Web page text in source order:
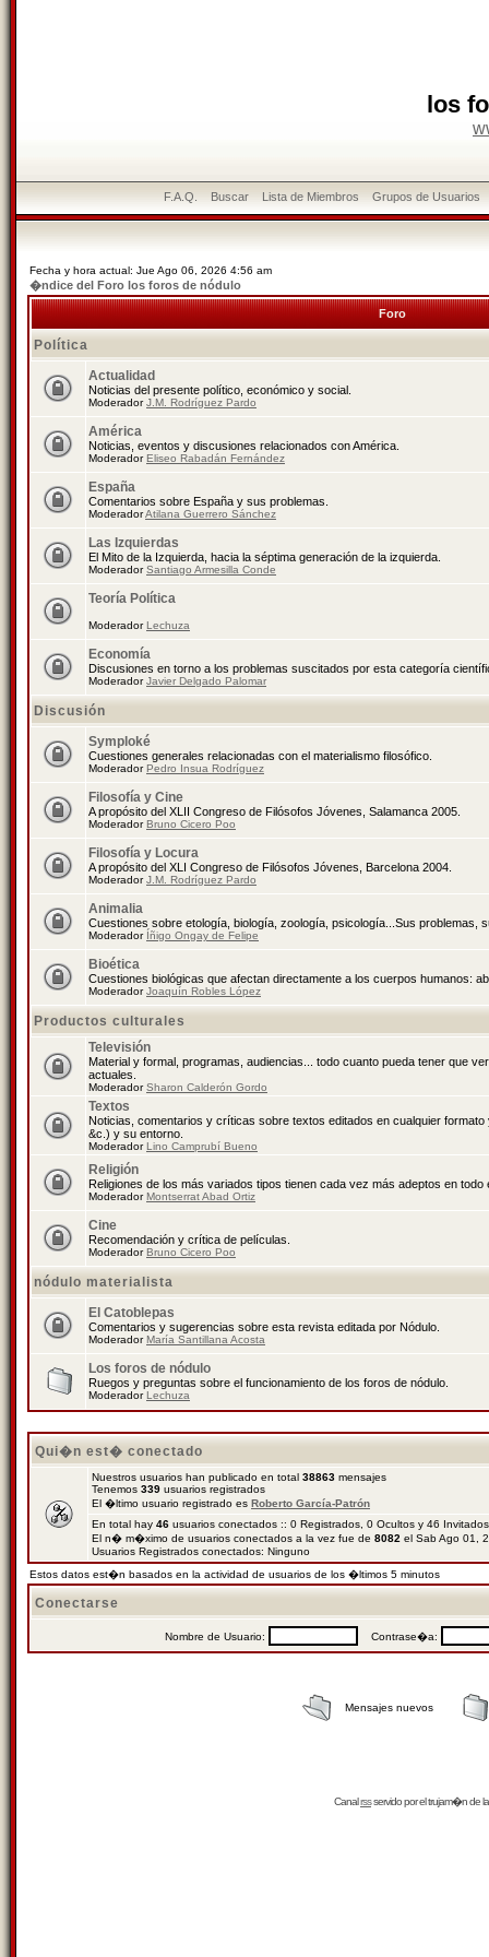
los
F.A.Q. Buscar Lista de Miembros Grupos de Usuarios
Fecha y hora actual: Jue Ago 06, 2026 4:56 am
�ndice del Foro los foros de nódulo
Foro
Política
Actualidad
Noticias del presente político, económico y social.
ModeradorJ.M. Rodríguez Pardo
América
Noticias, eventos y discusiones relacionados con América.
ModeradorEliseo Rabadán Fernández
España
Comentarios sobre España y sus problemas.
ModeradorAtilana Guerrero Sánchez
Las Izquierdas
El Mito de la Izquierda, hacia la séptima generación de la izquierda.
ModeradorSantiago Armesilla Conde
Teoría Política
ModeradorLechuza
Economía
Discusiones en torno a los problemas suscitados por esta categoría
ModeradorJavier Delgado Palomar
Discusión
Symploké
Cuestiones generales relacionadas con el materialismo filosófico.
ModeradorPedro Insua Rodríguez
Filosofía y Cine
A propósito del XLII Congreso de Filósofos Jóvenes, Salamanca 2005.
ModeradorBruno Cicero Poo
Filosofía y Locura
A propósito del XLI Congreso de Filósofos Jóvenes, Barcelona 2004.
ModeradorJ.M. Rodríguez Pardo
Animalia
Cuestiones sobre etología, biología, zoología, psicología...Sus problemas,
Moderador Íñigo Ongay de Felipe
Bioética
Cuestiones biológicas que afectan directamente a los cuerpos humanos:
ModeradorJoaquín Robles López
Productos culturales
Televisión
Material y formal, programas, audiencias... todo cuanto pueda tener que
actuales.
ModeradorSharon Calderón Gordo
Textos
Noticias, comentarios y críticas sobre textos editados en cualquier
&c.) y su entorno.
ModeradorLino Camprubí Bueno
Religión
Religiones de los más variados tipos tienen cada vez más adeptos en todo
ModeradorMontserrat Abad Ortiz
Cine
Recomendación y crítica de películas.
ModeradorBruno Cicero Poo
nódulo materialista
El Catoblepas
Comentarios y sugerencias sobre esta revista editada por Nódulo.
ModeradorMaría Santillana Acosta
Los foros de nódulo
Ruegos y preguntas sobre el funcionamiento de los foros de nódulo.
ModeradorLechuza
Qui�n est� conectado
Nuestros usuarios han publicado en total 38863 mensajes
Tenemos 339 usuarios registrados
El �ltimo usuario registrado es Roberto García-Patrón
En total hay 46 usuarios conectados :: 0 Registrados, 0 Ocultos y 46
El n� m�ximo de usuarios conectados a la vez fue de 8082 el Sab Ago 01,
Usuarios Registrados conectados: Ninguno
Estos datos est�n basados en la actividad de usuarios de los �ltimos 5 minutos
Conectarse
Nombre de Usuario: Contrase�a:
Mensajes nuevos
Canalrssservido por eltrujam�nde